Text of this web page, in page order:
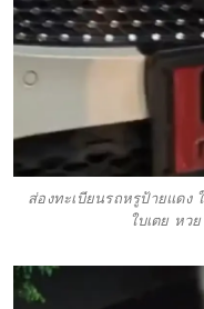
ส่องทะเบียนรถหรูป้ายแดง
ใบเตย หว